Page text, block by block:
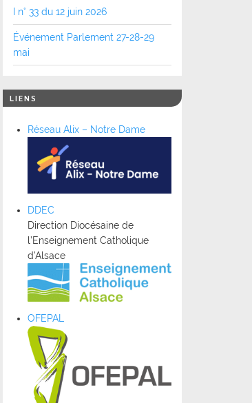
I n° 33 du 12 juin 2026
Événement Parlement 27-28-29
mai
LIENS
Réseau Alix – Notre Dame
DDEC
Direction Diocésaine de
l’Enseignement Catholique
d’Alsace
OFEPAL